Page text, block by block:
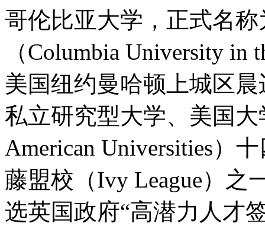
哥伦比亚大学，正式名
（Columbia University in
美国纽约曼哈顿上城区
私立研究型大学、美国大
American Universities）
藤盟校（Ivy League）之
选英国政府“高潜力人才